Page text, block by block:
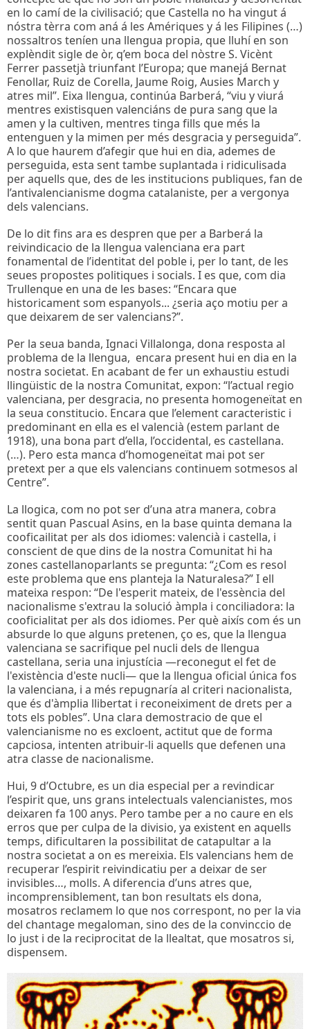
en lo camí de la civilisació; que Castella no ha vingut á
nóstra tèrra com aná á les Amériques y á les Filipines (…)
nossaltros teníen una llengua propia, que lluhí en son
explèndit sigle de òr, q’em boca del nòstre S. Vicènt
Ferrer passetjà triunfant l’Europa; que manejá Bernat
Fenollar, Ruiz de Corella, Jaume Roig, Ausies March y
atres mil”. Eixa llengua, continúa Barberá, “viu y viurá
mentres existisquen valenciáns de pura sang que la
amen y la cultiven, mentres tinga fills que més la
entenguen y la mimen per més desgracia y perseguida”.
A lo que haurem d’afegir que hui en dia, ademes de
perseguida, esta sent tambe suplantada i ridiculisada
per aquells que, des de les institucions publiques, fan de
l’antivalencianisme dogma catalaniste, per a vergonya
dels valencians.
De lo dit fins ara es despren que per a Barberá la
reivindicacio de la llengua valenciana era part
fonamental de l’identitat del poble i, per lo tant, de les
seues propostes politiques i socials. I es que, com dia
Trullenque en una de les bases: “Encara que
historicament som espanyols... ¿seria aço motiu per a
que deixarem de ser valencians?”.
Per la seua banda, Ignaci Villalonga, dona resposta al
problema de la llengua, encara present hui en dia en la
nostra societat. En acabant de fer un exhaustiu estudi
llingüistic de la nostra Comunitat, expon: “l’actual regio
valenciana, per desgracia, no presenta homogeneïtat en
la seua constitucio. Encara que l’element caracteristic i
predominant en ella es el valencià (estem parlant de
1918), una bona part d’ella, l’occidental, es castellana.
(…). Pero esta manca d’homogeneïtat mai pot ser
pretext per a que els valencians continuem sotmesos al
Centre”.
La llogica, com no pot ser d’una atra manera, cobra
sentit quan Pascual Asins, en la base quinta demana la
cooficailitat per als dos idiomes: valencià i castella, i
conscient de que dins de la nostra Comunitat hi ha
zones castellanoparlants se pregunta: “¿Com es resol
este problema que ens planteja la Naturalesa?” I ell
mateixa respon: “De l'esperit mateix, de l'essència del
nacionalisme s'extrau la solució àmpla i conciliadora: la
cooficialitat per als dos idiomes. Per què aixís com és un
absurde lo que alguns pretenen, ço es, que la llengua
valenciana se sacrifique pel nucli dels de llengua
castellana, seria una injustícia —reconegut el fet de
l'existència d'este nucli— que la llengua oficial única fos
la valenciana, i a més repugnaría al criteri nacionalista,
que és d'àmplia llibertat i reconeiximent de drets per a
tots els pobles”. Una clara demostracio de que el
valencianisme no es excloent, actitut que de forma
capciosa, intenten atribuir-li aquells que defenen una
atra classe de nacionalisme.
Hui, 9 d’Octubre, es un dia especial per a revindicar
l’espirit que, uns grans intelectuals valencianistes, mos
deixaren fa 100 anys. Pero tambe per a no caure en els
erros que per culpa de la divisio, ya existent en aquells
temps, dificultaren la possibilitat de catapultar a la
nostra societat a on es mereixia. Els valencians hem de
recuperar l’espirit reivindicatiu per a deixar de ser
invisibles…, molls. A diferencia d’uns atres que,
incomprensiblement, tan bon resultats els dona,
mosatros reclamem lo que nos correspont, no per la via
del chantage megaloman, sino des de la convinccio de
lo just i de la reciprocitat de la llealtat, que mosatros si,
dispensem.